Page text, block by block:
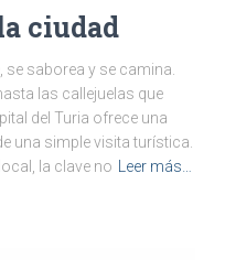
ciudad
se saborea y se camina.
las callejuelas que
del Turia ofrece una
una simple visita turística.
la clave no Leer más…